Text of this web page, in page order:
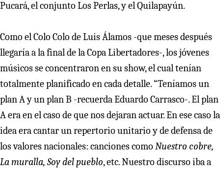
Pucará, el conjunto Los Perlas, y el Quilapayún.
Como el Colo Colo de Luis Álamos -que meses después
llegaría a la final de la Copa Libertadores-, los jóvenes
músicos se concentraron en su show, el cual tenían
totalmente planificado en cada detalle. “Teníamos un
plan A y un plan B -recuerda Eduardo Carrasco-. El plan
A era en el caso de que nos dejaran actuar. En ese caso la
idea era cantar un repertorio unitario y de defensa de
los valores nacionales: canciones como Nuestro cobre,
La muralla, Soy del pueblo, etc. Nuestro discurso iba a